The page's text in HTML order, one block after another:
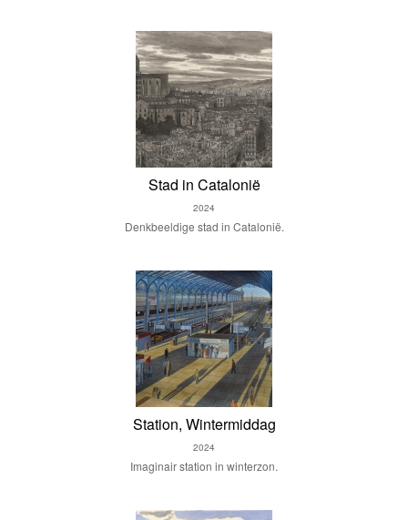
Stad in Catalonië
2024
Denkbeeldige stad in Catalonië.
Station, Wintermiddag
2024
Imaginair station in winterzon.